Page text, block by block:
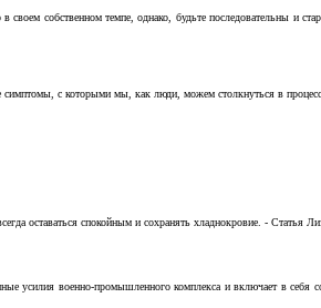
собственном темпе, однако, будьте последовательны и
с которыми мы, как люди, можем столкнуться в
оставаться спокойным и сохранять хладнокровие. - Статья
усилия военно-промышленного комплекса и включает в